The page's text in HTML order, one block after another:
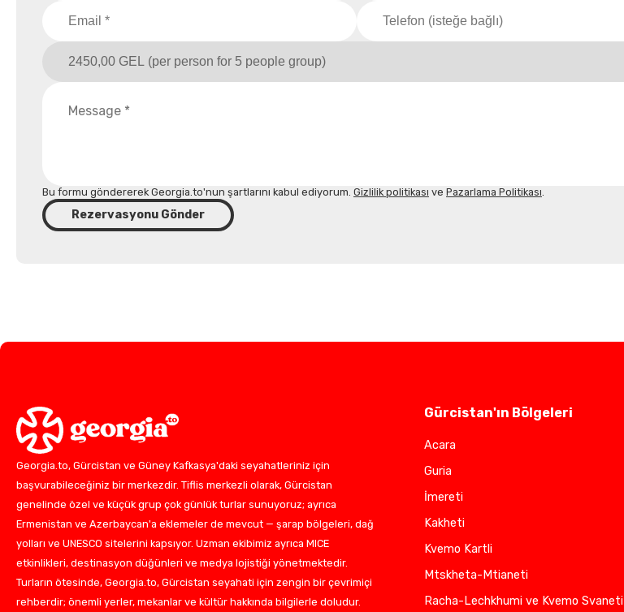
Bu formu göndererek Georgia.to'nun şartlarını kabul ediyorum. Gizlilik politikası ve Pazarlama Politikası.
Rezervasyonu Gönder
Georgia.to, Gürcistan ve Güney Kafkasya'daki seyahatleriniz için
başvurabileceğiniz bir merkezdir. Tiflis merkezli olarak, Gürcistan
genelinde özel ve küçük grup çok günlük turlar sunuyoruz; ayrıca
Ermenistan ve Azerbaycan'a eklemeler de mevcut — şarap bölgeleri, dağ
yolları ve UNESCO sitelerini kapsıyor. Uzman ekibimiz ayrıca MICE
etkinlikleri, destinasyon düğünleri ve medya lojistiği yönetmektedir.
Turların ötesinde, Georgia.to, Gürcistan seyahati için zengin bir çevrimiçi
rehberdir; önemli yerler, mekanlar ve kültür hakkında bilgilerle doludur.
Gürcistan'ın Bölgeleri
Acara
Guria
İmereti
Kakheti
Kvemo Kartli
Mtskheta-Mtianeti
Racha-Lechkhumi ve Kvemo Svaneti